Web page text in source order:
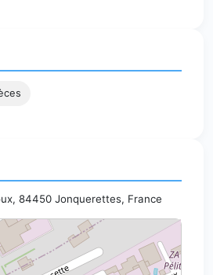
84450 Jonquerettes, France